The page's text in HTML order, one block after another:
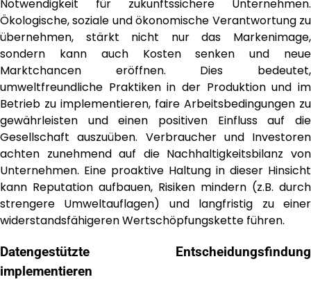
Notwendigkeit für zukunftssichere Unternehmen.
Ökologische, soziale und ökonomische Verantwortung zu
übernehmen, stärkt nicht nur das Markenimage,
sondern kann auch Kosten senken und neue
Marktchancen eröffnen. Dies bedeutet,
umweltfreundliche Praktiken in der Produktion und im
Betrieb zu implementieren, faire Arbeitsbedingungen zu
gewährleisten und einen positiven Einfluss auf die
Gesellschaft auszuüben. Verbraucher und Investoren
achten zunehmend auf die Nachhaltigkeitsbilanz von
Unternehmen. Eine proaktive Haltung in dieser Hinsicht
kann Reputation aufbauen, Risiken mindern (z.B. durch
strengere Umweltauflagen) und langfristig zu einer
widerstandsfähigeren Wertschöpfungskette führen.
Datengestützte Entscheidungsfindung
implementieren